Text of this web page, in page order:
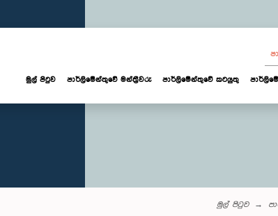
මුල් පිටුව පාර්ලි‌මේන්තුවේ මන්ත්‍රීවරු පාර්ලිමේන්තුවේ කටයුතු
මුල් පිටුව